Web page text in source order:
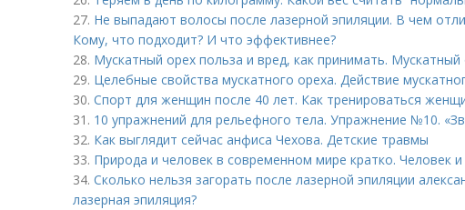
27. Не выпадают волосы после лазерной эпиляции. В чем
Кому, что подходит? И что эффективнее?
28. Мускатный орех польза и вред, как принимать. Мускатный
29. Целебные свойства мускатного ореха. Действие
30. Спорт для женщин после 40 лет. Как тренироваться
31. 10 упражнений для рельефного тела. Упражнение №10.
32. Как выглядит сейчас анфиса Чехова. Детские травмы
33. Природа и человек в современном мире кратко. Человек
34. Сколько нельзя загорать после лазерной эпиляции
лазерная эпиляция?